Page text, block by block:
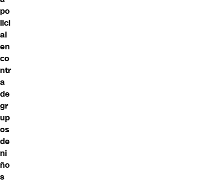
po
lici
al
en
co
ntr
a
de
gr
up
os
de
ni
ño
s